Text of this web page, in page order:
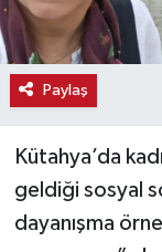
Paylaş
Kütahya’da
geldiği sosyal
dayanışma
Kültür-
Magazin
Sağlık
Seri İlan